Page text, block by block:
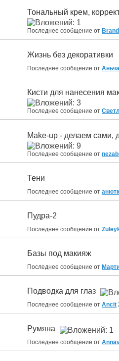
Тональный крем,
Последнее сообщение от
Жизнь без декоративки
Последнее сообщение от Аньча
Кисти для нанесения
Последнее сообщение от
Make-up - делаем сами,
Последнее сообщение от
Тени
Последнее сообщение от
Пудра-2
Последнее сообщение от
Базы под макияж
Последнее сообщение от
Подводка для глаз
Последнее сообщение от Ancit
Румяна
Последнее сообщение от